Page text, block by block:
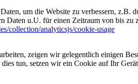
um die Website zu verbessern,
Daten u.U. für einen Zeitraum von bis
collection/analyticsjs/cookie-usage
zeigen wir gelegentlich einigen
tun, setzen wir ein Cookie auf Ihr